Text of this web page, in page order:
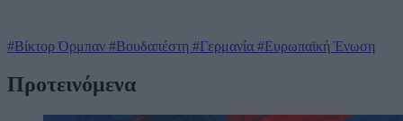
#Βίκτορ Όρμπαν #Βουδαπέστη #Γερμανία #Ευρωπαϊκή Ένωση
Προτεινόμενα